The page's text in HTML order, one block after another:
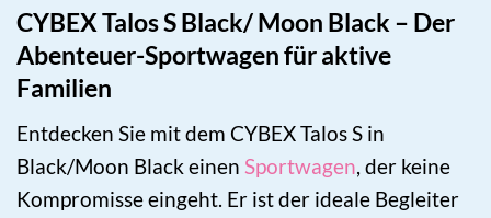
CYBEX Talos S Black/ Moon Black – Der
Abenteuer-Sportwagen für aktive
Familien
Entdecken Sie mit dem CYBEX Talos S in
Black/Moon Black einen Sportwagen, der keine
Kompromisse eingeht. Er ist der ideale Begleiter